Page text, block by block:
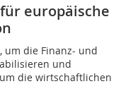
europäische
um die Finanz- und
und
die wirtschaftlichen